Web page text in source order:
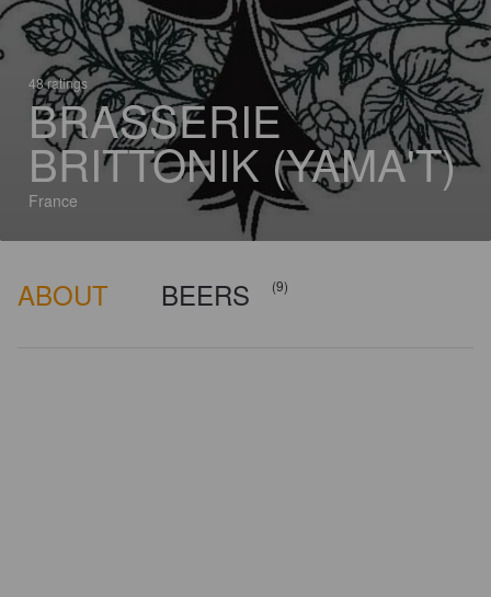
48 ratings
BRASSERIE
BRITTONIK (YAMA'T)
France
ABOUT BEERS (9)